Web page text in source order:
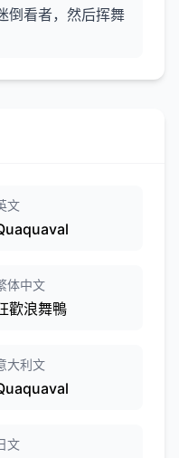
倒看者，然后挥舞
文
体中文
歡浪舞鴨
大利文
文